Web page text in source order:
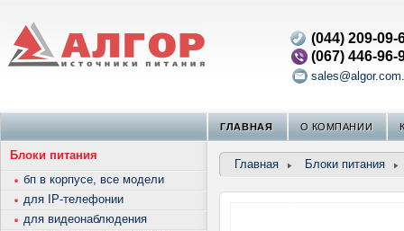
(044) 209-09-
(067) 446-96-
ГЛАВНАЯ О КОМПАНИИ
Главная Блоки питания
Блоки питания
бп в корпусе, все модели
для IP-телефонии
для видеонаблюдения